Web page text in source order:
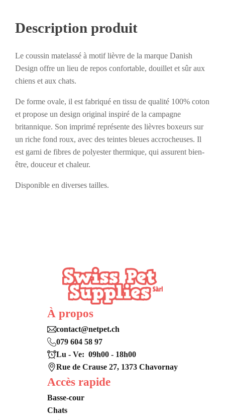
matelassé
lièvre
-
tailles
Description produit
Le coussin matelassé à motif lièvre de la marque Danish
Design offre un lieu de repos confortable, douillet et sûr aux
chiens et aux chats.
De forme ovale, il est fabriqué en tissu de qualité 100% coton
et propose un design original inspiré de la campagne
britannique. Son imprimé représente des lièvres boxeurs sur
un riche fond roux, avec des teintes bleues accrocheuses. Il
est garni de fibres de polyester thermique, qui assurent bien-
être, douceur et chaleur.
Disponible en diverses tailles.
À propos
contact@netpet.ch
079 604 58 97
Lu - Ve: 09h00 - 18h00
Rue de Crause 27, 1373 Chavornay
Accès rapide
Basse-cour
Chats